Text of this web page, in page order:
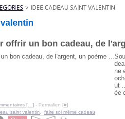
> IDEE CADEAU SAINT VALENTIN
offrir un bon cadeau, de
ne
ut
ée
[ ] - Permalien [#]
saint valentin faire soi même cadeau